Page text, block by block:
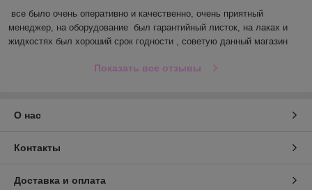
все было очень оперативно и качественно, очень приятный
менеджер, на оборудование  был гарантийный листок, на лаках и
жидкостях был хороший срок годности , советую данный магазин
Показать все отзывы
О нас
Контакты
Доставка и оплата